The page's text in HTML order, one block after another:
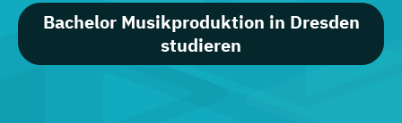
Bachelor Musikproduktion in Dresden
studieren